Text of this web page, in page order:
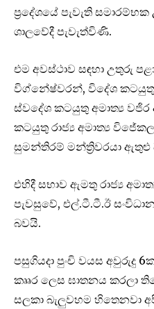
ප්‍රදේශයේ පැවැති
ශාලවේදී පැවැත්විණි.
එම අවස්ථාව සඳහා උතුරු
විග්නේෂ්වරන්, විදේශ කටයුතු
ස්වදේශ කටයුතු අමාත්‍ය වජිර
කටයුතු රාජ්‍ය අමාත්‍ය
සුමන්තිරම් මන්ත්‍රිවරයා
එහිදී සභාව ඇමතු රාජ්‍ය
පැවසුවේ, එල්.ටී.ටී.ඊ
බවයි.
පසුගියදා පුංචි වයස අවුරුදු
කෲර ල‌ෙස ඝාතනය කරලා
සලකා බැලුවහම හිත‌ෙනවා